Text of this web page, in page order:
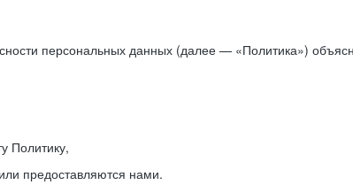
персональных данных (далее — «Политика»)
Политику,
предоставляются нами.